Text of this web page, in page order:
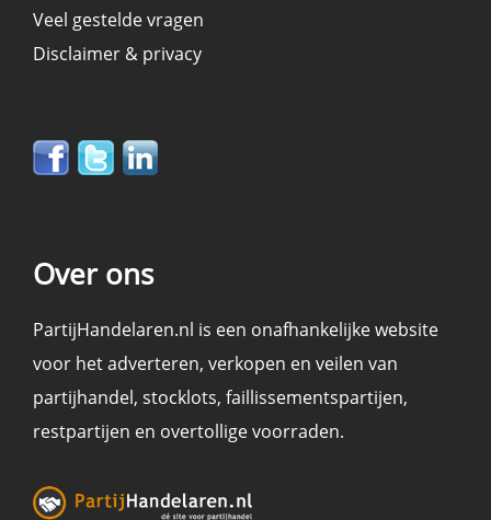
Veel gestelde vragen
Disclaimer & privacy
Over ons
PartijHandelaren.nl is een onafhankelijke website
voor het adverteren, verkopen en veilen van
partijhandel, stocklots, faillissementspartijen,
restpartijen en overtollige voorraden.